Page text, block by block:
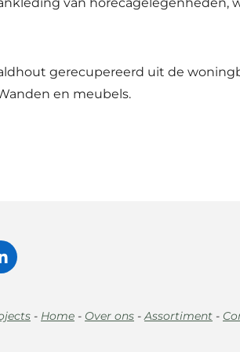
gerecupereerd uit de
en meubels.
L
i
k
e
- Home - Over ons -Assortiment -